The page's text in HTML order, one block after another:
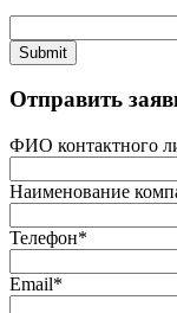
Submit
Отправить
ФИО контактного
Наименование
Телефон*
Email*